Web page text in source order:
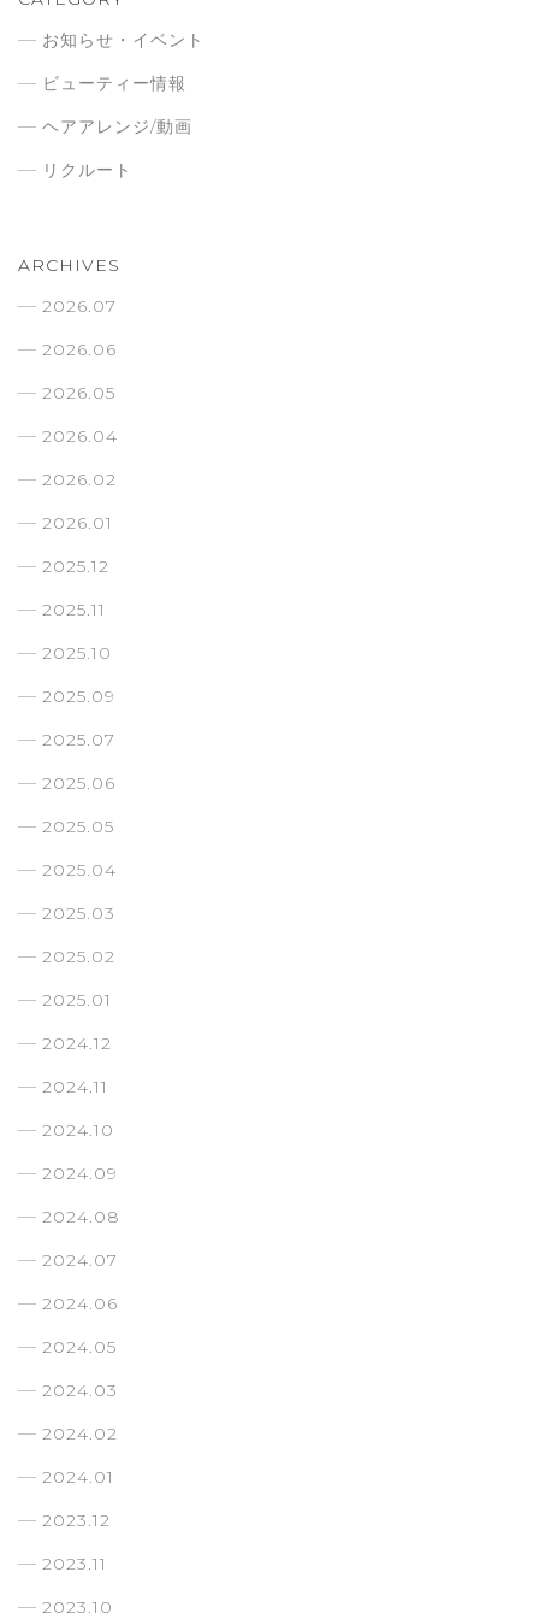
お知らせ・イベント
ビューティー情報
ヘアアレンジ/動画
リクルート
ARCHIVES
2026.07
2026.06
2026.05
2026.04
2026.02
2026.01
2025.12
2025.11
2025.10
2025.09
2025.07
2025.06
2025.05
2025.04
2025.03
2025.02
2025.01
2024.12
2024.11
2024.10
2024.09
2024.08
2024.07
2024.06
2024.05
2024.03
2024.02
2024.01
2023.12
2023.11
2023.10